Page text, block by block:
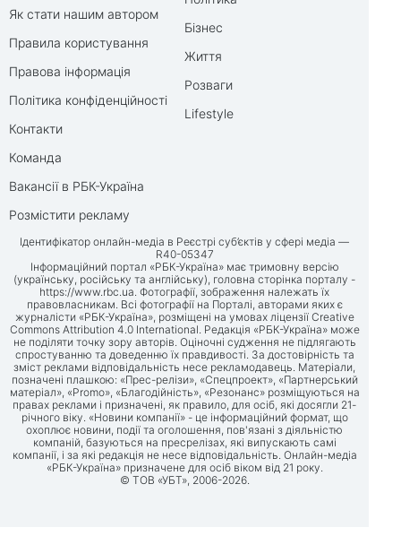
Як стати нашим автором
Правила користування
Правова інформація
Політика конфіденційності
Контакти
Команда
Вакансії в РБК-Україна
Розмістити рекламу
Бізнес
Життя
Розваги
Lifestyle
Ідентифікатор онлайн-медіа в Реєстрі суб’єктів у сфері медіа —
R40-05347
Інформаційний портал «РБК-Україна» має тримовну версію
(українську, російську та англійську), головна сторінка порталу -
https://www.rbc.ua. Фотографії, зображення належать їх
правовласникам. Всі фотографії на Порталі, авторами яких є
журналісти «РБК-Україна», розміщені на умовах ліцензії Creative
Commons Attribution 4.0 International. Редакція «РБК-Україна» може
не поділяти точку зору авторів. Оціночні судження не підлягають
спростуванню та доведенню їх правдивості. За достовірність та
зміст реклами відповідальність несе рекламодавець. Матеріали,
позначені плашкою: «Прес-релізи», «Спецпроект», «Партнерський
матеріал», «Promo», «Благодійність», «Резонанс» розміщуються на
правах реклами і призначені, як правило, для осіб, які досягли 21-
річного віку. «Новини компанії» - це інформаційний формат, що
охоплює новини, події та оголошення, пов'язані з діяльністю
компаній, базуються на пресрелізах, які випускають самі
компанії, і за які редакція не несе відповідальність. Онлайн-медіа
«РБК-Україна» призначене для осіб віком від 21 року.
© ТОВ «УБТ», 2006-2026.